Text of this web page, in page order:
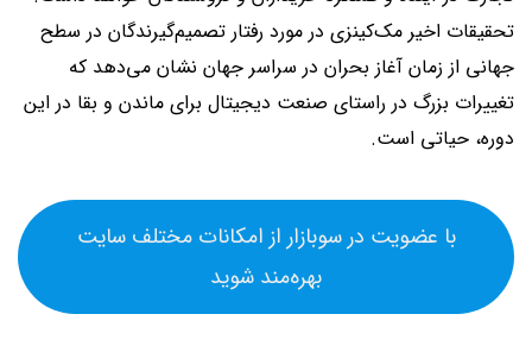
تحقیقات اخیر مک‌کینزی در مورد رفتار تصمیم‌گیرندگان در سطح
جهانی از زمان آغاز بحران در سراسر جهان نشان می‌دهد که
تغییرات بزرگ در راستای صنعت دیجیتال برای ماندن و بقا در این
دوره، حیاتی است.
با عضویت در سوبازار از امکانات مختلف سایت
بهره‌مند شوید